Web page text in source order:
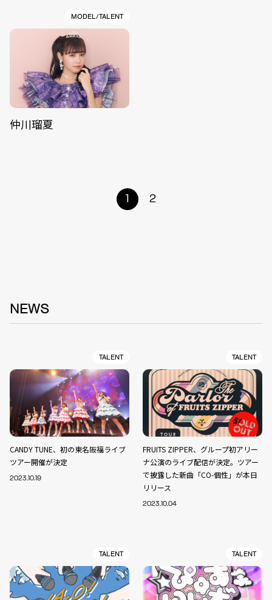
MODEL/TALENT
仲川瑠夏
1 2
NEWS
TALENT
CANDY TUNE、初の東名阪福ライブ
ツアー開催が決定
2023.10.19
TALENT
FRUITS ZIPPER、グループ初アリー
ナ公演のライブ配信が決定。ツアー
で披露した新曲「CO-個性」が本日
リリース
2023.10.04
TALENT TALENT